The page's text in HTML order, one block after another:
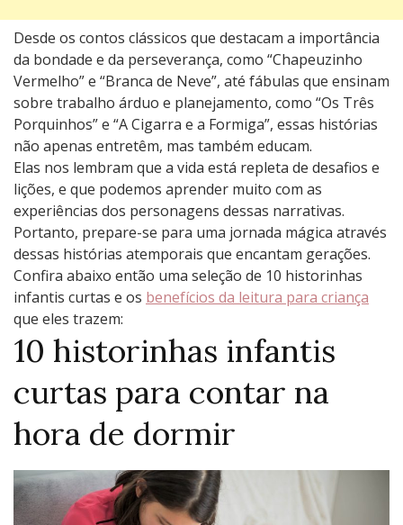
Desde os contos clássicos que destacam a importância
da bondade e da perseverança, como “Chapeuzinho
Vermelho” e “Branca de Neve”, até fábulas que ensinam
sobre trabalho árduo e planejamento, como “Os Três
Porquinhos” e “A Cigarra e a Formiga”, essas histórias
não apenas entretêm, mas também educam.
Elas nos lembram que a vida está repleta de desafios e
lições, e que podemos aprender muito com as
experiências dos personagens dessas narrativas.
Portanto, prepare-se para uma jornada mágica através
dessas histórias atemporais que encantam gerações.
Confira abaixo então uma seleção de 10 historinhas
infantis curtas e os benefícios da leitura para criança
que eles trazem:
10 historinhas infantis
curtas para contar na
hora de dormir